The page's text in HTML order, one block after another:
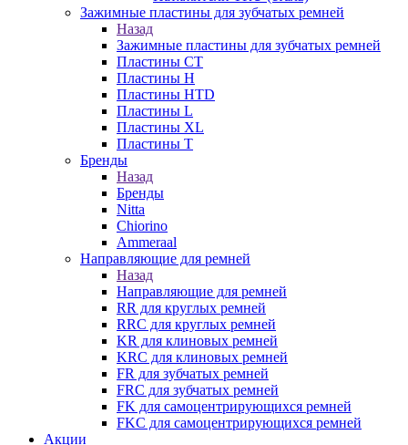
Зажимные пластины для зубчатых ремней
Назад
Зажимные пластины для зубчатых ремней
Пластины CT
Пластины H
Пластины HTD
Пластины L
Пластины XL
Пластины T
Бренды
Назад
Бренды
Nitta
Chiorino
Ammeraal
Направляющие для ремней
Назад
Направляющие для ремней
RR для круглых ремней
RRC для круглых ремней
KR для клиновых ремней
KRC для клиновых ремней
FR для зубчатых ремней
FRC для зубчатых ремней
FK для самоцентрирующихся ремней
FKC для самоцентрирующихся ремней
Акции